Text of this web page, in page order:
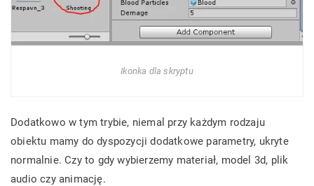
Ikonka dla skryptu
Dodatkowo w tym trybie, niemal przy każdym rodzaju
obiektu mamy do dyspozycji dodatkowe parametry, ukryte
normalnie. Czy to gdy wybierzemy materiał, model 3d, plik
audio czy animację.